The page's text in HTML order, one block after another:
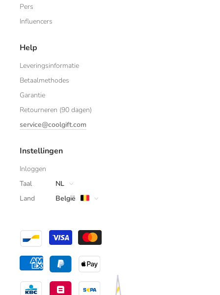
Pers
Influencers
Help
Leveringsinformatie
Betaalmethodes
Garantie
Retourneren (90 dagen)
service@coolgift.com
Instellingen
Inloggen
Taal
NL
Land
België